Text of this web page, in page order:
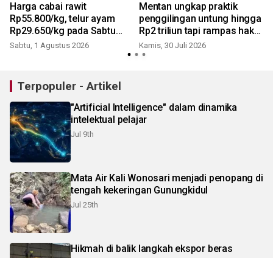
Harga cabai rawit
Rp55.800/kg, telur ayam
Rp29.650/kg pada Sabtu
(1/8/2026) hari ini
Sabtu, 1 Agustus 2026
Mentan ungkap praktik
penggilingan untung hingga
Rp2 triliun tapi rampas hak
rakyat
Kamis, 30 Juli 2026
Terpopuler - Artikel
"Artificial Intelligence" dalam dinamika
intelektual pelajar
Jul 9th
Mata Air Kali Wonosari menjadi penopang di
tengah kekeringan Gunungkidul
Jul 25th
Hikmah di balik langkah ekspor beras